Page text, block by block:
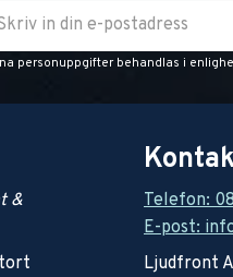
personuppgifter behandlas i
&
Telefon:
E-post:
Ljudfront